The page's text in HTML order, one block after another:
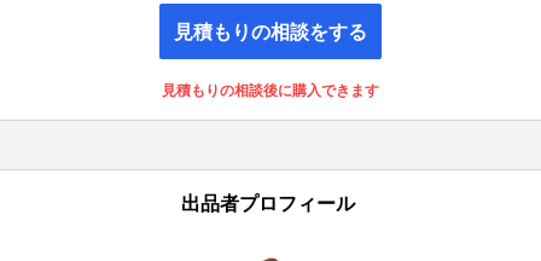
見積もりの相談をする
見積もりの相談後に購入できます
出品者プロフィール